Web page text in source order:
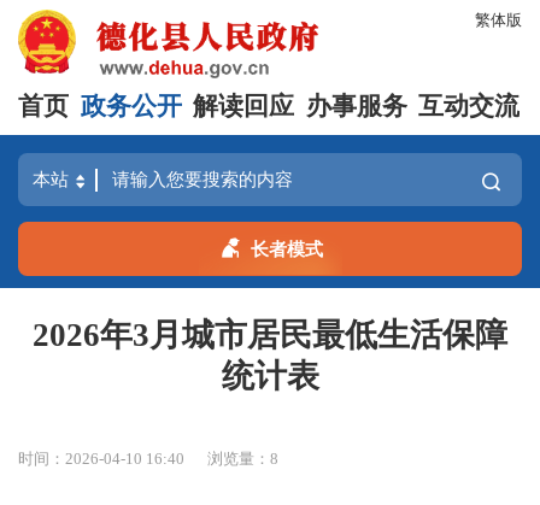
繁体版
首页 政务公开 解读回应 办事服务 互动交流
长者模式
2026年3月城市居民最低生活保障
统计表
时间：2026-04-10 16:40 浏览量：8